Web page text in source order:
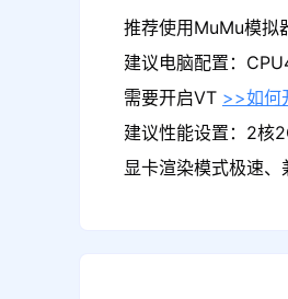
推荐使用MuMu模拟
建议电脑配置：
需要开启VT >>如何
建议性能设置：2核
显卡渲染模式极速、